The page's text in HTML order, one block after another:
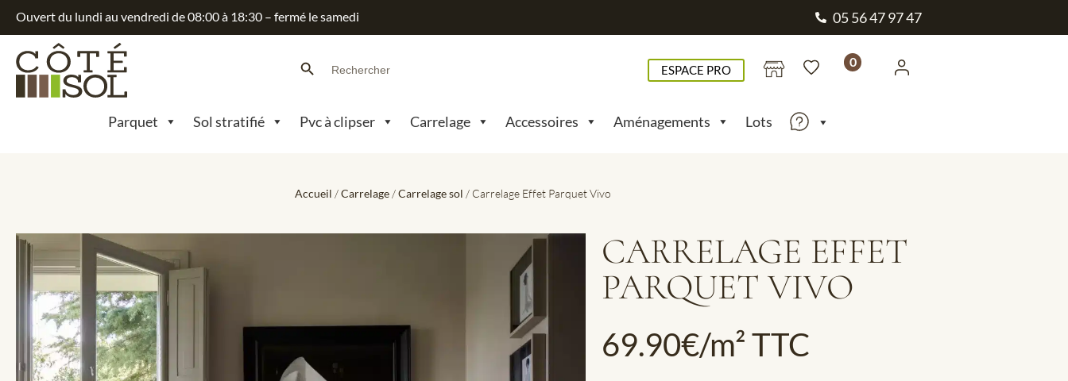
Ouvert du lundi au vendredi de 08:00 à 18:30 – fermé le samedi 05 56 47 97 47
Search
for:
ESPACE PRO
0
Parquet Sol stratifié Pvc à clipser Carrelage Accessoires Aménagements Lots
Accueil /Carrelage /Carrelage sol / Carrelage Effet Parquet Vivo
CARRELAGE EFFET
PARQUET VIVO
69.90€/m² TTC